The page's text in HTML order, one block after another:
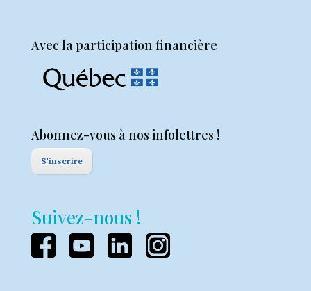
Avec la participation financière
Abonnez-vous à nos infolettres !
S'inscrire
Suivez-nous !